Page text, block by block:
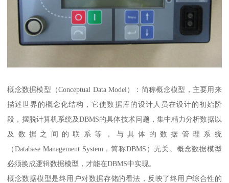
概念数据模型（Conceptual Data Model）：简称概念模型，主要用来
描述世界的概念化结构，它使数据库的设计人员在设计的初始阶
段，摆脱计算机系统及DBMS的具体技术问题，集中精力分析数据以
及数据之间的联系等，与具体的数据管理系统
（Database Management System，简称DBMS）无关。概念数据模型
必须换成逻辑数据模型，才能在DBMS中实现。
概念数据模型是终用户对数据存储的看法，反映了终用户综合性的